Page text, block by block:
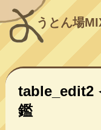
うとん場
table_edit2
鑑